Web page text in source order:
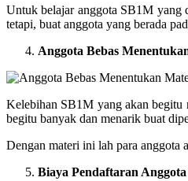
Untuk belajar anggota SB1M yang
tetapi, buat anggota yang berada
Anggota Bebas
Kelebihan SB1M yang akan begitu
begitu banyak dan menarik buat
Dengan materi ini lah para anggota
Biaya Pendaftaran